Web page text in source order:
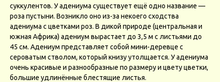
суккулентов. У адениума существует ещё одно название —
роза пустыни. Возникло оно из-за некоего сходства
адениума с цветками роз. В дикой природе (центральная и
южная Африка) адениум вырастает до 3,5 м с листьями до
45 см. Адениум представляет собой мини-деревце с
сероватым стволом, который книзу утолщается. У адениума
очень красивые и разнообразные по размеру и цвету цветки,
большие удлинённые блестящие листья.